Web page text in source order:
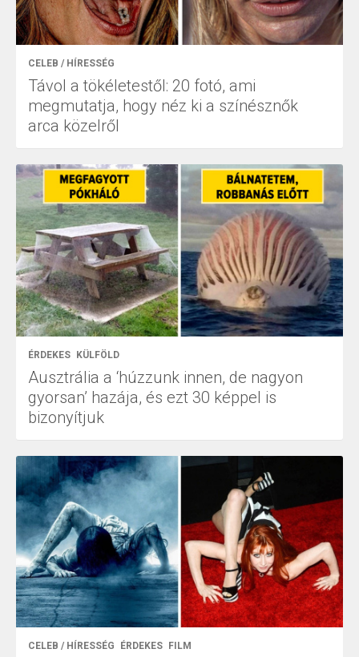
CELEB / HÍRESSÉG
Távol a tökéletestől: 20 fotó, ami
megmutatja, hogy néz ki a színésznők
arca közelről
ÉRDEKES KÜLFÖLD
Ausztrália a ‘húzzunk innen, de nagyon
gyorsan’ hazája, és ezt 30 képpel is
bizonyítjuk
CELEB / HÍRESSÉG ÉRDEKES FILM